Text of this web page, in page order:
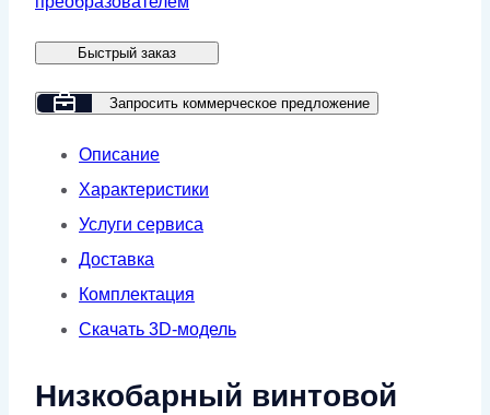
VSD
Быстрый заказ
Запросить коммерческое предложение
Описание
Характеристики
Услуги сервиса
Доставка
Комплектация
Скачать 3D-модель
Низкобарный винтовой